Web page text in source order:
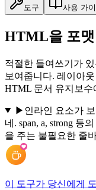
도구 사용 가
HTML을 포
적절한 들여쓰기가
보여줍니다. 레이아
HTML 문서 유지보수
▶ 인라인 요소가
네. span, a, strong 등
을 주는 불필요한 줄
이 도구가 당신에게